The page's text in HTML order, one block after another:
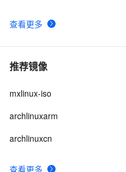
查看更多
推荐镜像
查看更多
mxlinux-iso
archlinuxarm
archlinuxcn